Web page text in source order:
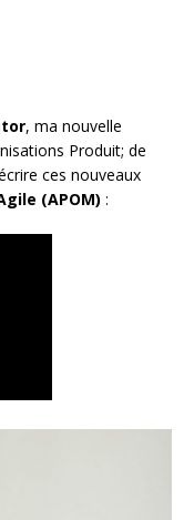
, ma nouvelle
Produit; de
ces nouveaux
(APOM) :